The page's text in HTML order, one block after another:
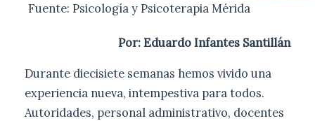
Fuente: Psicología y Psicoterapia Mérida
Por: Eduardo Infantes Santillán
Durante diecisiete semanas hemos vivido una
experiencia nueva, intempestiva para todos.
Autoridades, personal administrativo, docentes